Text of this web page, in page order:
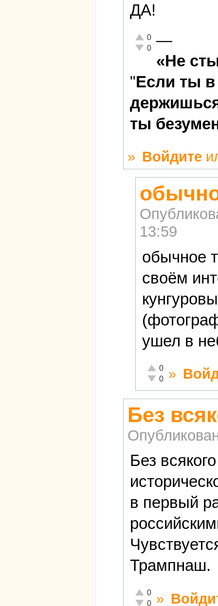
ДА!
Отлично!
0
Неадекватно!
0 —
«Не
"Если ты
ты
» Войдите
13:59
обычное
своём
ушел в
Отлично!
0
Неадекватно!
0 »
Без
Без
в первый
Трампнаш.
Отлично!
0
Неадекватно!
0 »